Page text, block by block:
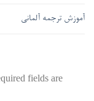
آموزش ترجمه آلمانی
fields are